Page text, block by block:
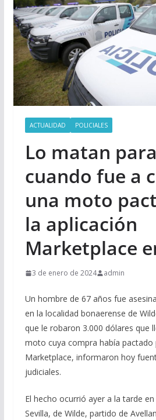
ACTUALIDAD POLICIALES
Lo matan
cuando fue a
una moto
la aplicación
Marketplace
3 de enero de 2024 admin
Un hombre de 67 años fue
en la localidad bonaerense de
que le robaron 3.000 dólares que
moto cuya compra había pactado
Marketplace, informaron hoy
judiciales.
El hecho ocurrió ayer a la tarde
Sevilla, de Wilde, partido de